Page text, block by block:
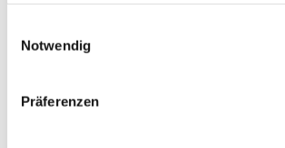
Notwendig
Präferenzen